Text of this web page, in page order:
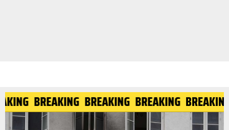
BREAKING BREAKING BREAKING